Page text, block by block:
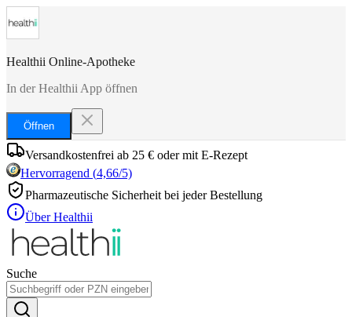
Healthii Online-Apotheke
In der Healthii App öffnen
Öffnen
Versandkostenfrei ab 25 € oder mit E-Rezept
Hervorragend (4,66/5)
Pharmazeutische Sicherheit bei jeder Bestellung
Über Healthii
Suche